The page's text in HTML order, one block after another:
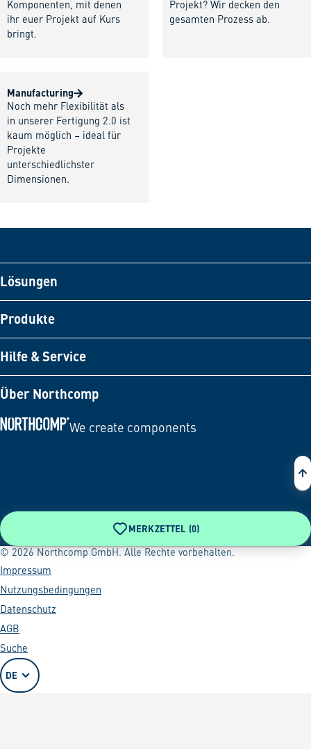
Komponenten, mit denen
ihr euer Projekt auf Kurs
bringt.
Projekt? Wir decken den
gesamten Prozess ab.
Manufacturing
Noch mehr Flexibilität als
in unserer Fertigung 2.0 ist
kaum möglich – ideal für
Projekte
unterschiedlichster
Dimensionen.
Lösungen
Produkte
Hilfe & Service
Über Northcomp
We create components
MERKZETTEL (0)
© 2026 Northcomp GmbH. Alle Rechte vorbehalten.
Impressum
Nutzungsbedingungen
Datenschutz
AGB
Suche
DE